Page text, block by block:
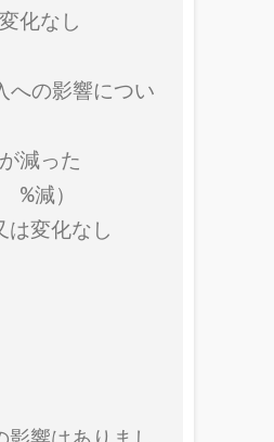
化なし
の影響につい
減った
%減）
は変化なし